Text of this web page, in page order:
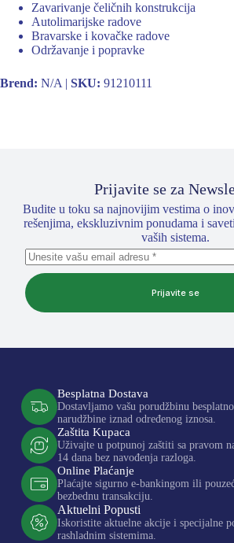
Zavarivanje čeličnih konstrukcija
Autolimarijske radove
Bravarske i kovačke radove
Održavanje i popravke
Brend: N/A | SKU: 91210111
Prijavite se za
Budite u toku sa najnovijim vestima o
rešenjima, ekskluzivnim ponudama i
vaših sistema.
Prijavite se
Besplatna Dostava
Dostavljamo vašu porudžbinu
narudžbine iznad određenog iznosa.
Zaštita Kupaca
Uživajte u potpunoj zaštiti sa pravom
14 dana bez navođenja razloga.
Online Plaćanje
Plaćajte sigurno e-bankingom ili
bezbednu transakciju.
Aktuelni Popusti
Iskoristite aktuelne akcije i specijalne
rashladnim sistemima.